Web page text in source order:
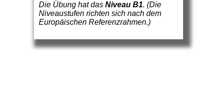
Die Übung hat das Niveau B1. (Die
Niveaustufen richten sich nach dem
Europäischen Referenzrahmen.)